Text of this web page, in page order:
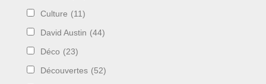
Culture (11)
David Austin (44)
Déco (23)
Découvertes (52)